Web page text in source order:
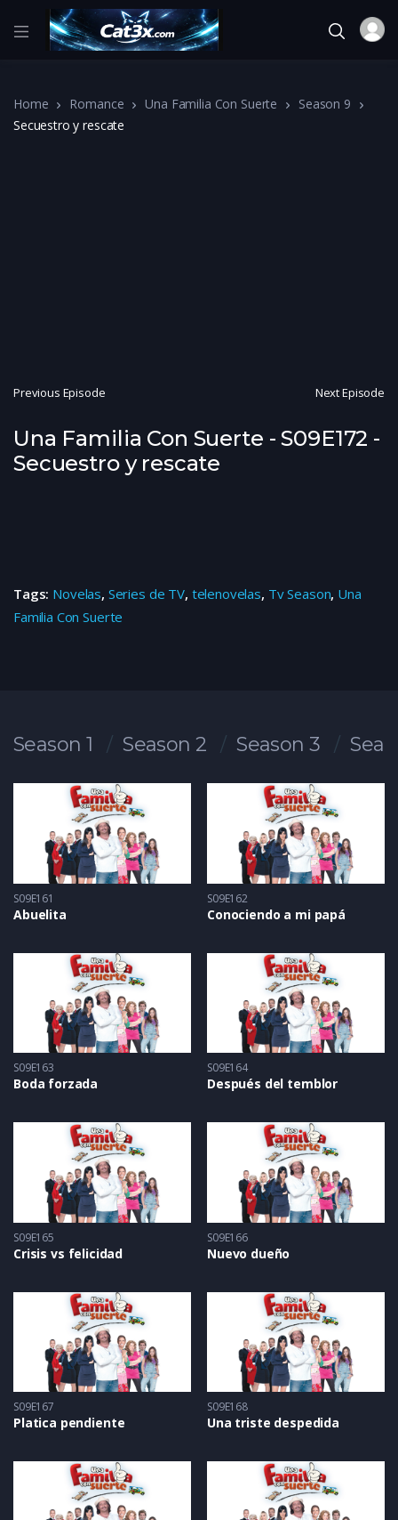
Home Romance Una Familia Con Suerte
Season 9
Secuestro y rescate
Previous Episode Next Episode
Una Familia Con Suerte - S09E172 -
Secuestro y rescate
Tags: Novelas, Series de TV, telenovelas, Tv Season, Una
Familia Con Suerte
Season 1 Season 2 Season 3
S09E161
Abuelita
S09E162
Conociendo a mi papá
S09E163
Boda forzada
S09E164
Después del temblor
S09E165
Crisis vs felicidad
S09E166
Nuevo dueño
S09E167
Platica pendiente
S09E168
Una triste despedida